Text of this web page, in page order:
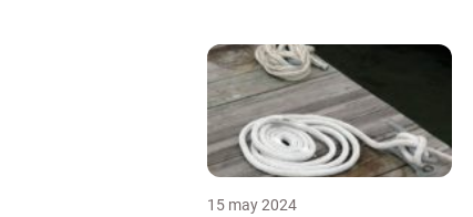
15 may 2024